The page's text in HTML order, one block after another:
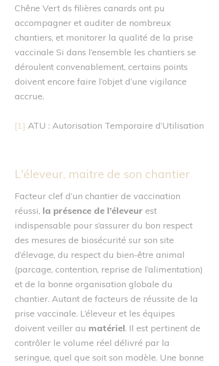
Chêne Vert ds filières canards ont pu
accompagner et auditer de nombreux
chantiers, et monitorer la qualité de la prise
vaccinale Si dans l’ensemble les chantiers se
déroulent convenablement, certains points
doivent encore faire l’objet d’une vigilance
accrue.
[1] ATU : Autorisation Temporaire d’Utilisation
L'éleveur, maitre de son chantier
Facteur clef d’un chantier de vaccination
réussi, la présence de l’éleveur est
indispensable pour s’assurer du bon respect
des mesures de biosécurité sur son site
d’élevage, du respect du bien-être animal
(parcage, contention, reprise de l’alimentation)
et de la bonne organisation globale du
chantier. Autant de facteurs de réussite de la
prise vaccinale. L’éleveur et les équipes
doivent veiller au matériel. Il est pertinent de
contrôler le volume réel délivré par la
seringue, quel que soit son modèle. Une bonne